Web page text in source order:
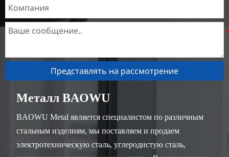
Представлять на рассмотрение
Металл BAOWU
BAOWU Metal является специалистом по различным
стальным изделиям, мы поставляем и продаем
электротехническую сталь, углеродистую сталь,